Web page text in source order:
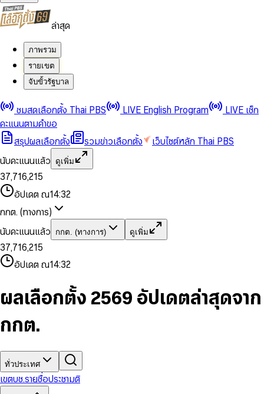
ล่าสุด
ภาพรวม
รายเขต
จับขั้วรัฐบาล
ชมสดเลือกตั้ง Thai PBS LIVE English Program
LIVE เช็ก
คะแนนตามคำขอ
สรุปผลเลือกตั้ง
รวมข่าวเลือกตั้ง
เว็บไซต์หลัก Thai PBS
นับคะแนนแล้ว
ดูเพิ่ม
0
1
2
3
4
5
6
8
9
0
1
2
3
4
5
6
7
8
9
,
0
1
2
4
6
7
8
9
0
1
2
3
4
5
6
7
8
9
0
1
3
5
6
7
8
9
,
1
2
4
5
7
8
9
0
1
3
4
6
7
8
9
0
2
3
4
5
7
8
อัปเดต ณ14:32
กกต. (ทางการ)
นับคะแนนแล้ว
กกต. (ทางการ) ดูเพิ่ม
0
1
2
3
4
5
7
8
0
1
2
4
5
6
7
8
9
,
0
1
2
4
6
7
8
9
0
1
2
3
5
6
8
9
0
1
3
5
6
7
8
,
1
2
4
6
7
9
0
1
3
5
6
8
9
0
2
3
4
5
7
9
อัปเดต ณ14:32
ผลเลือกตั้ง 2569 อัปเดตล่าสุดจาก
กกต.
ทั่วประเทศ
เขตบช.รายชื่อประชามติ